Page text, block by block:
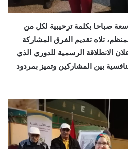
صباحا بكلمة ترحيبية لكل من
تلاه تقديم الفرق المشاركة
الانطلاقة الرسمية للدوري الذي
بين المشاركين وتميز بمردود